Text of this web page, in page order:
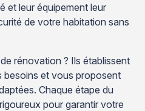
et leur équipement leur
de votre habitation sans
rénovation ? Ils établissent
besoins et vous proposent
Chaque étape du
pour garantir votre